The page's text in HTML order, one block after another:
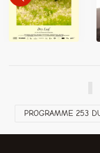
PROGRAMME 253